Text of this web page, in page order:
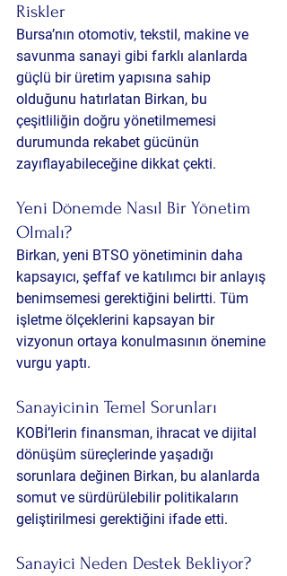
Riskler
Bursa’nın otomotiv, tekstil, makine ve
savunma sanayi gibi farklı alanlarda
güçlü bir üretim yapısına sahip
olduğunu hatırlatan Birkan, bu
çeşitliliğin doğru yönetilmemesi
durumunda rekabet gücünün
zayıflayabileceğine dikkat çekti.
Yeni Dönemde Nasıl Bir Yönetim
Olmalı?
Birkan, yeni BTSO yönetiminin daha
kapsayıcı, şeffaf ve katılımcı bir anlayış
benimsemesi gerektiğini belirtti. Tüm
işletme ölçeklerini kapsayan bir
vizyonun ortaya konulmasının önemine
vurgu yaptı.
Sanayicinin Temel Sorunları
KOBİ’lerin finansman, ihracat ve dijital
dönüşüm süreçlerinde yaşadığı
sorunlara değinen Birkan, bu alanlarda
somut ve sürdürülebilir politikaların
geliştirilmesi gerektiğini ifade etti.
Sanayici Neden Destek Bekliyor?